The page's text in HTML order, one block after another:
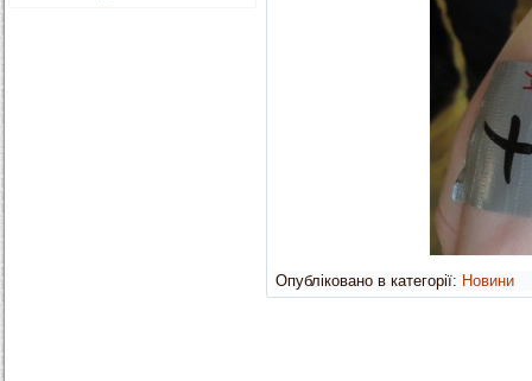
Опубліковано в категорії: Новини